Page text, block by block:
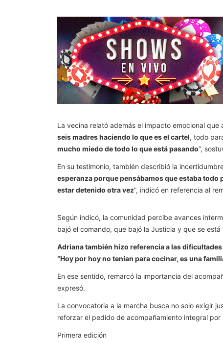
La vecina relató además el impacto emocional
seis madres haciendo lo que es el cartel, todo
mucho miedo de todo lo que está pasando”,
En su testimonio, también describió la
esperanza porque pensábamos que estaba todo
estar detenido otra vez”, indicó en referencia al
Según indicó, la comunidad percibe avances
bajó el comando, que bajó la Justicia y que se
Adriana también hizo referencia a las
“Hoy por hoy no tenían para cocinar, es una
En ese sentido, remarcó la importancia del
expresó.
La convocatoria a la marcha busca no solo exigir
reforzar el pedido de acompañamiento integral por
Primera edición